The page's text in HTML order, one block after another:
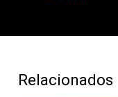
Relacionados